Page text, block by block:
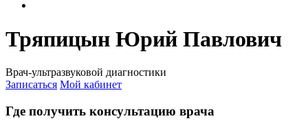
Тряпицын Юрий Павлович
Врач-ультразвуковой диагностики
Записаться Мой кабинет
Где получить консультацию врача